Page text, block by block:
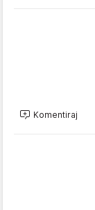
Komentiraj